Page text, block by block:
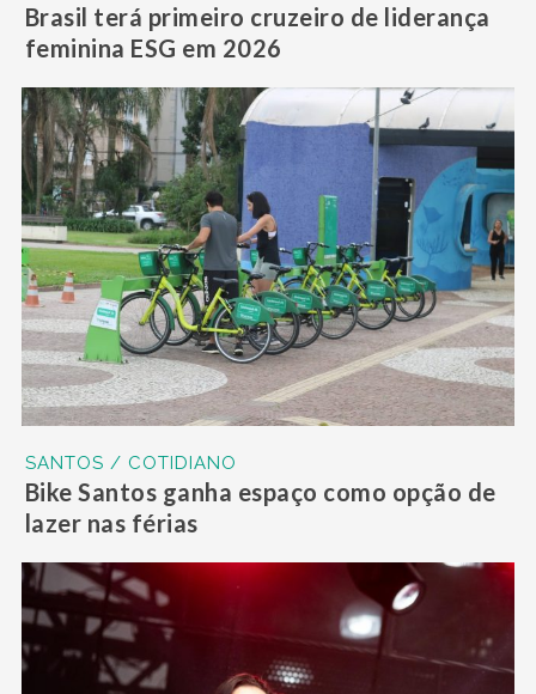
Brasil terá primeiro cruzeiro de liderança
feminina ESG em 2026
SANTOS / COTIDIANO
Bike Santos ganha espaço como opção de
lazer nas férias